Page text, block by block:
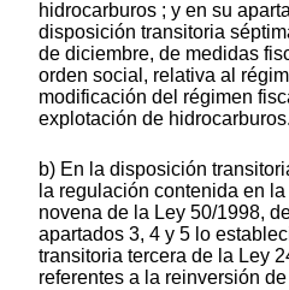
hidrocarburos ; y en su
disposición transitoria
de diciembre, de medidas
orden social, relativa al
modificación del régimen
explotación de hidrocarburos.
b) En la disposición
la regulación contenida en
novena de la Ley 50/1998,
apartados 3, 4 y 5 lo
transitoria tercera de la Ley
referentes a la reinversión